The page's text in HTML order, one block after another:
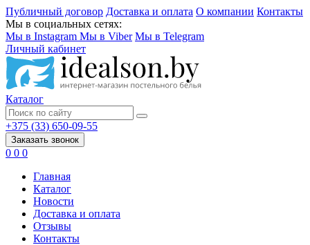
Публичный договор Доставка и оплата О компании Контакты
Мы в социальных сетях:
Мы в Instagram Мы в Viber Мы в Telegram
Личный кабинет
Каталог
+375 (33) 650-09-55
Заказать звонок
0 0 0
Главная
Каталог
Новости
Доставка и оплата
Отзывы
Контакты